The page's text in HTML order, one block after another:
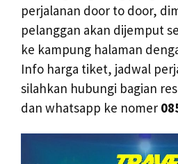
perjalanan door to door,
pelanggan akan dijemput
ke kampung halaman
Info harga tiket, jadwal
silahkan hubungi bagian
dan whatsapp ke nomer